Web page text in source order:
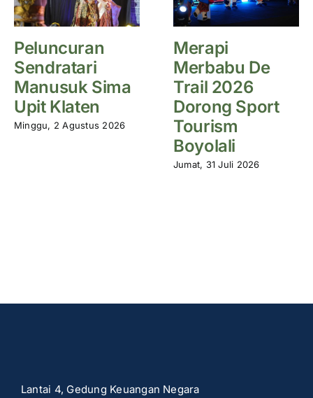
Peluncuran
Sendratari
Manusuk Sima
Upit Klaten
Minggu, 2 Agustus 2026
Merapi
Merbabu De
Trail 2026
Dorong Sport
Tourism
Boyolali
Jumat, 31 Juli 2026
Lantai 4, Gedung Keuangan Negara